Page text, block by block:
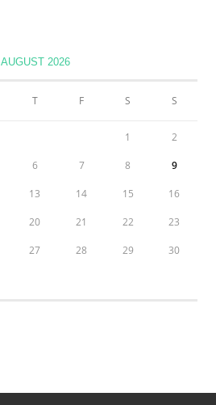
AUGUST 2026
T F S S
1 2
6 7 8 9
13 14 15 16
20 21 22 23
27 28 29 30